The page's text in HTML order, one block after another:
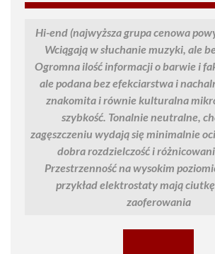
Hi-end (najwyższa grupa cenowa
Wciągają w słuchanie muzyki, ale
Ogromna ilość informacji o barwie i
ale podana bez efekciarstwa i
znakomita i równie kulturalna
szybkość. Tonalnie neutralne,
zagęszczeniu wydają się minimalnie
dobra rozdzielczość i
Przestrzenność na wysokim
przykład elektrostaty mają
zaoferowania